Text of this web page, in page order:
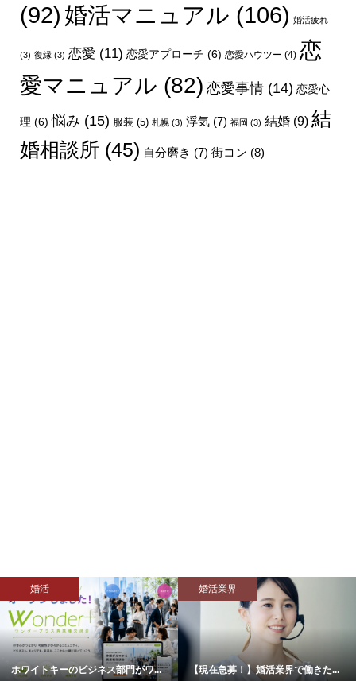
(92) 婚活マニュアル (106) 婚活疲れ
(3) 復縁(3) 恋愛 (11) 恋愛アプローチ (6) 恋愛ハウツー (4) 恋
愛マニュアル (82) 恋愛事情(14) 恋愛心
理 (6) 悩み (15) 服装 (5) 札幌(3) 浮気(7) 福岡 (3) 結婚(9) 結
婚相談所 (45) 自分磨き (7) 街コン (8)
婚活
ホワイトキーのビジネス部門がワ...
婚活業界
【現在急募！】婚活業界で働きた...